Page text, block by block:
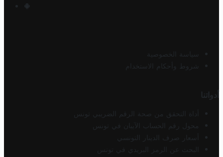
سياسة الخصوصية
شروط وأحكام الاستخدام
أدواتنا
أداة التحقق من صحة الرقم الضريبي تونس
محول رقم الحساب الآيبان في تونس
أسعار صرف الدينار التونسي
البحث عن الرمز البريدي في تونس